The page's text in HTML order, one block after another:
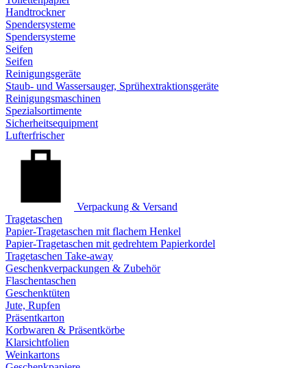
Handtrockner
Spendersysteme
Spendersysteme
Seifen
Seifen
Reinigungsgeräte
Staub- und Wassersauger, Sprühextraktionsgeräte
Reinigungsmaschinen
Spezialsortimente
Sicherheitsequipment
Lufterfrischer
Verpackung & Versand
Tragetaschen
Papier-Tragetaschen mit flachem Henkel
Papier-Tragetaschen mit gedrehtem Papierkordel
Tragetaschen Take-away
Geschenkverpackungen & Zubehör
Flaschentaschen
Geschenktüten
Jute, Rupfen
Präsentkarton
Korbwaren & Präsentkörbe
Klarsichtfolien
Weinkartons